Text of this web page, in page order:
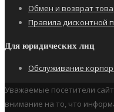
Обмен и возврат
Правила дисконтной
Для юридических лиц
Обслуживание
Уважаемые посетители
внимание на то, что